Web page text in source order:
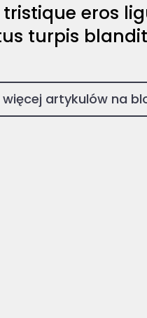
eros
turpis
artykulów na